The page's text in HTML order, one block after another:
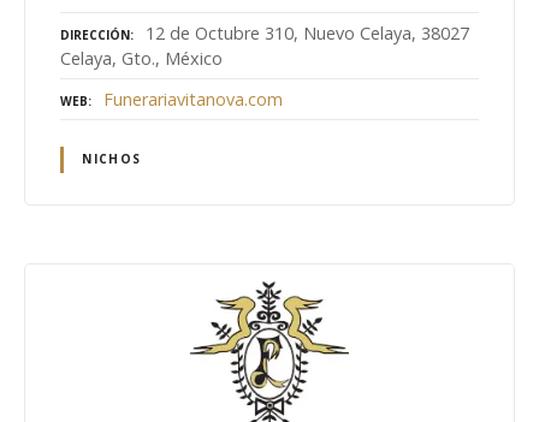
DIRECCIÓN
12 de Octubre 310, Nuevo Celaya, 38027
Celaya, Gto., México
WEB Funerariavitanova.com
NICHOS